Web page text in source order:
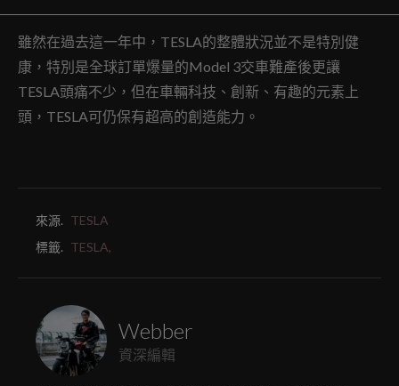
雖然在過去這一年中，TESLA的整體狀況並不是特別健
康，特別是全球訂單爆量的Model 3交車難產後更讓
TESLA頭痛不少，但在車輛科技、創新、有趣的元素上
頭，TESLA可仍保有超高的創造能力。
來源. TESLA
標籤. TESLA,
Webber
資深編輯